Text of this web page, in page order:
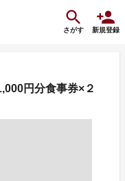
さがす 新規登録
円分食事券×２